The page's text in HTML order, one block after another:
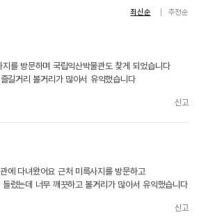
최신순 추천순
를 방문하며 국립익산박물관도 찾게 되었습니다
길거리 볼거리가 많아서 유익했습니다
신고
에 다녀왔어요 근처 미륵사지를 방문하고
렀는데 너무 깨끗하고 볼거리가 많아서 유익했습니다
신고